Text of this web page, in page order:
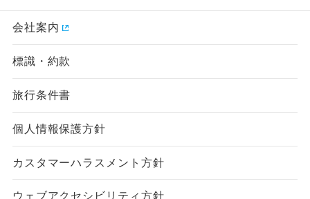
会社案内
標識・約款
旅行条件書
個人情報保護方針
カスタマーハラスメント方針
ウェブアクセシビリティ方針